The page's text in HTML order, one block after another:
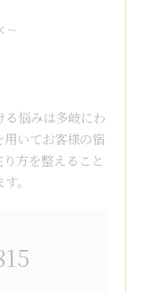
悩みは多岐にわ
いてお客様の宿
方を整えること
。